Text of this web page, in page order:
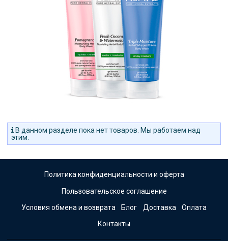
В данном разделе пока нет товаров. Мы работаем над
этим.
Политика конфиденциальности и оферта
Пользовательское соглашение
Условия обмена и возврата Блог Доставка Оплата
Контакты